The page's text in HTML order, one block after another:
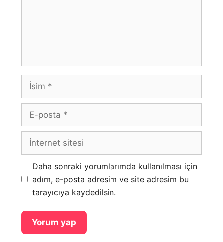
İsim
posta
İnternet
Daha sonraki yorumlarımda kullanılması için
adım, e-posta adresim ve site adresim bu
tarayıcıya kaydedilsin.